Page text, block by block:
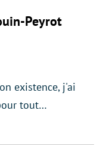
Peyrot
existence, j'ai
tout…